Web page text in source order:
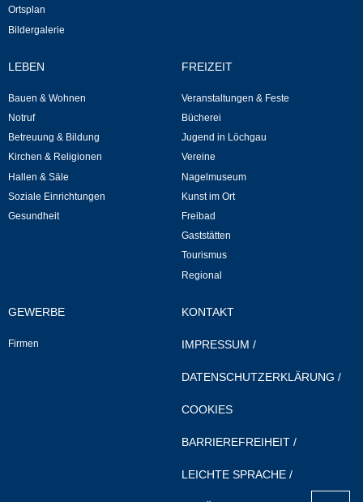
Rathaus
Gemeindeverwaltung
Mitarbeiter
Stellenangebote
Bürgerservice
Gemeinderat
Ortsplan
Bildergalerie
LEBEN
Bauen & Wohnen
Notruf
Betreuung & Bildung
Kirchen & Religionen
Hallen & Säle
Soziale Einrichtungen
Gesundheit
FREIZEIT
Veranstaltungen & Feste
Bücherei
Jugend in Löchgau
Vereine
Nagelmuseum
Kunst im Ort
Freibad
Gaststätten
Tourismus
Regional
GEWERBE
Firmen
KONTAKT
IMPRESSUM /
DATENSCHUTZERKLÄRUNG /
COOKIES
BARRIEREFREIHEIT /
LEICHTE SPRACHE /